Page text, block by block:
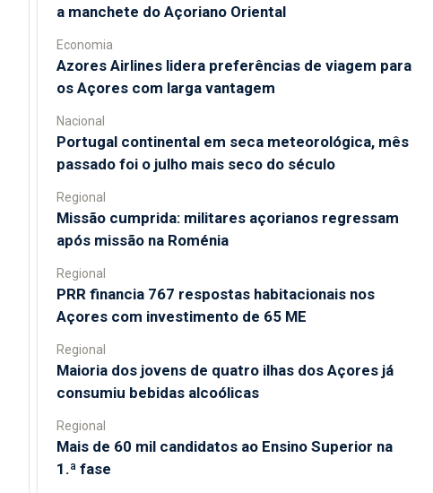
a manchete do Açoriano Oriental
Economia
Azores Airlines lidera preferências de viagem para
os Açores com larga vantagem
Nacional
Portugal continental em seca meteorológica, mês
passado foi o julho mais seco do século
Regional
Missão cumprida: militares açorianos regressam
após missão na Roménia
Regional
PRR financia 767 respostas habitacionais nos
Açores com investimento de 65 ME
Regional
Maioria dos jovens de quatro ilhas dos Açores já
consumiu bebidas alcoólicas
Regional
Mais de 60 mil candidatos ao Ensino Superior na
1.ª fase